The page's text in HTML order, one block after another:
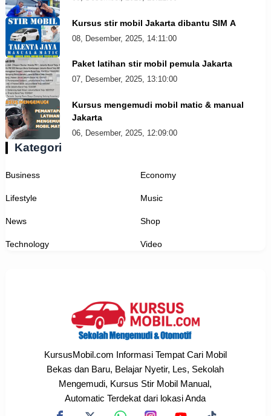
Kursus stir mobil Jakarta dibantu SIM A
08, Desember, 2025, 14:11:00
Paket latihan stir mobil pemula Jakarta
07, Desember, 2025, 13:10:00
Kursus mengemudi mobil matic & manual
Jakarta
06, Desember, 2025, 12:09:00
Kategori
Business Economy
Lifestyle Music
News Shop
Technology Video
KursusMobil.com Informasi Tempat Cari Mobil
Bekas dan Baru, Belajar Nyetir, Les, Sekolah
Mengemudi, Kursus Stir Mobil Manual,
Automatic Terdekat dari lokasi Anda